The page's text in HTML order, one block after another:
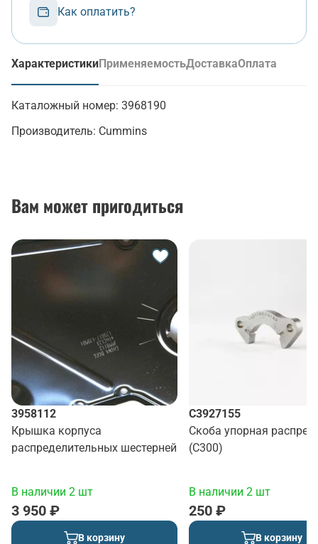
Как оплатить?
Характеристики
(активная вкладка)
ПрименяемостьДоставкаОплата
Каталожный номер: 3968190
Производитель: Cummins
Вам может пригодиться
3958112
Крышка корпуса
распределительных шестерней
В наличии 2 шт
3 950 ₽
В корзину
C3927155
Скоба упорная
(C300)
В наличии 2 шт
250 ₽
В корзину